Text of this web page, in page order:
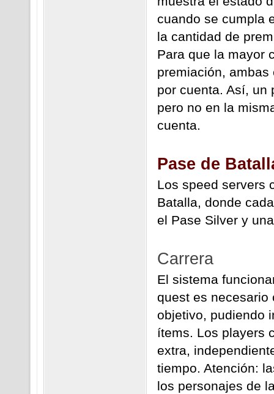
cuando se cumpla
la cantidad de
Para que la mayor
premiación,
por cuenta. Así, un
pero no en la
cuenta.
Pase de
Los speed servers
Batalla, donde
el Pase Silver y
Carrera
El sistema
quest es necesario
objetivo, pudiendo
ítems. Los players
extra,
tiempo. Atención:
los personajes de